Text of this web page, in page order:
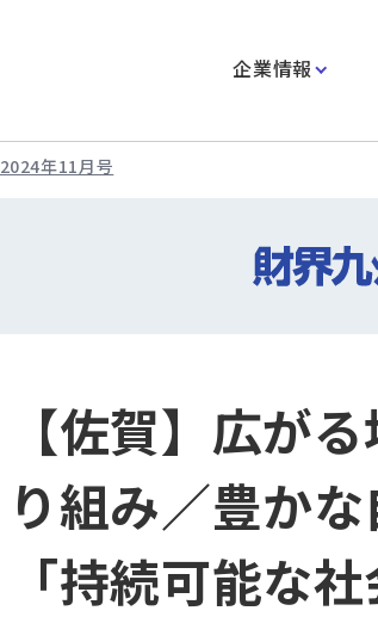
企業情報
2024年11月号
【佐賀】広が
り組み／豊か
「持続可能な